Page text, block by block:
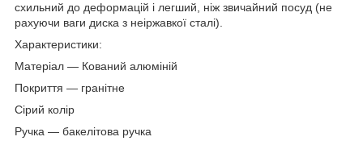
схильний до деформацій і легший, ніж звичайний посуд (не
рахуючи ваги диска з неіржавкої сталі).
Характеристики:
Матеріал — Кований алюміній
Покриття — гранітне
Сірий колір
Ручка — бакелітова ручка